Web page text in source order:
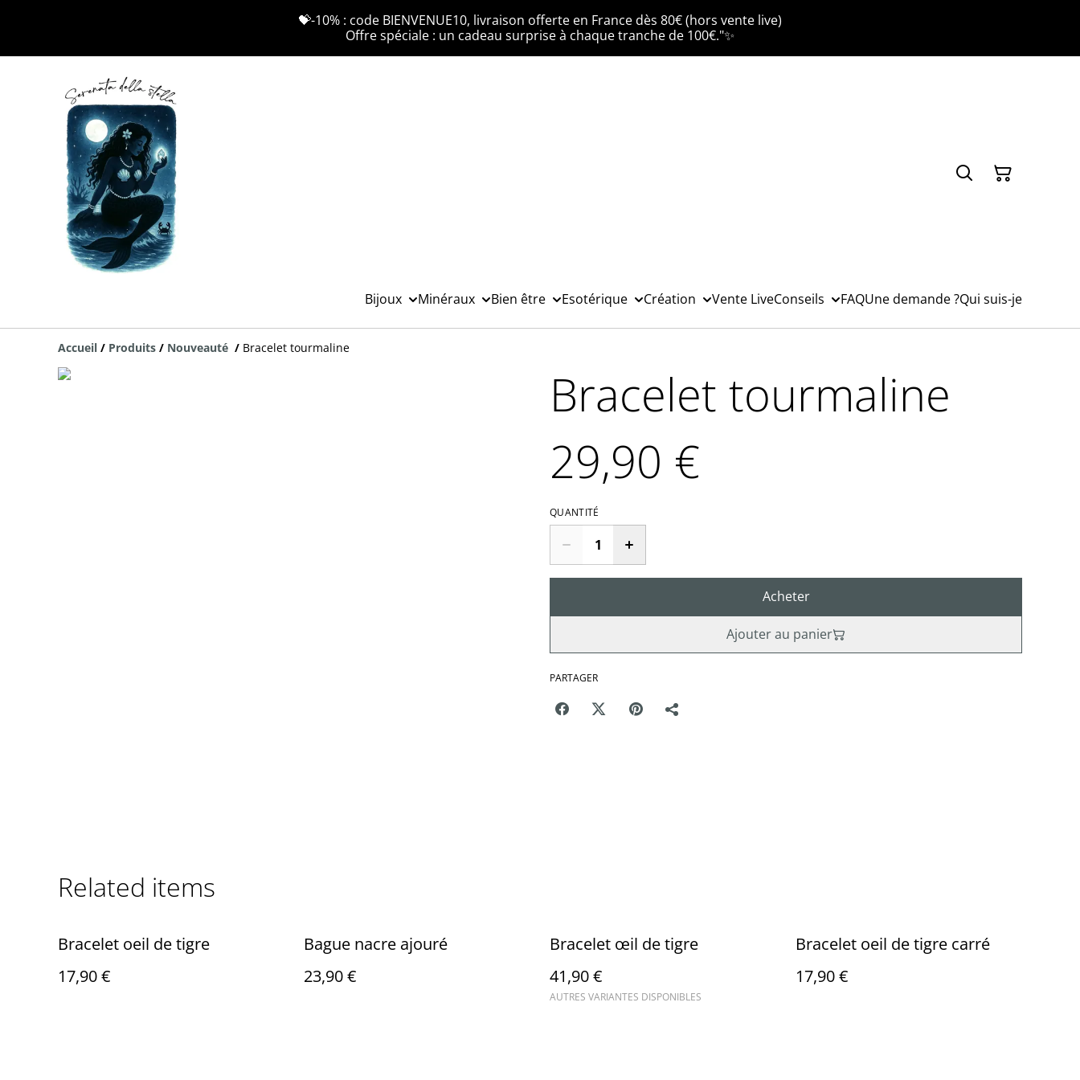
💝-10% : code BIENVENUE10, livraison offerte en France dès 80€ (hors vente live)
Offre spéciale : un cadeau surprise à chaque tranche de 100€."✨
Bijoux Minéraux Bien être Esotérique Création Vente LiveConseils FAQUne demande ?Qui suis-je
Accueil / Produits / Nouveauté / Bracelet tourmaline
Bracelet tourmaline
29,90 €
QUANTITÉ
Acheter
Ajouter au panier
PARTAGER
Related items
Bracelet oeil de tigre
17,90 €
Bague nacre ajouré
23,90 €
Bracelet œil de tigre
41,90 €
AUTRES VARIANTES DISPONIBLES
Bracelet oeil de tigre carré
17,90 €